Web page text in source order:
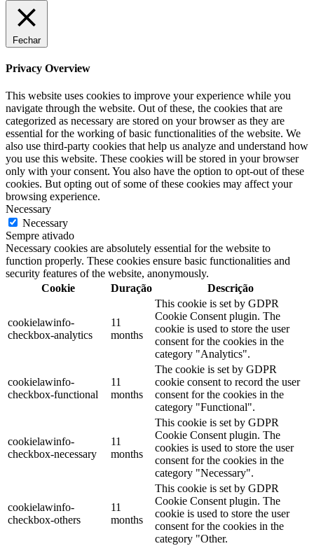
Fechar
Privacy Overview
This website uses cookies to improve your experience while you
navigate through the website. Out of these, the cookies that are
categorized as necessary are stored on your browser as they are
essential for the working of basic functionalities of the website. We
also use third-party cookies that help us analyze and understand how
you use this website. These cookies will be stored in your browser
only with your consent. You also have the option to opt-out of these
cookies. But opting out of some of these cookies may affect your
browsing experience.
Necessary
Necessary
Sempre ativado
Necessary cookies are absolutely essential for the website to
function properly. These cookies ensure basic functionalities and
security features of the website, anonymously.
Cookie
Duração Descrição
cookielawinfo-
checkbox-analytics
11
months
This cookie is set by GDPR
Cookie Consent plugin. The
cookie is used to store the user
consent for the cookies in the
category "Analytics".
cookielawinfo-
checkbox-functional
11
months
The cookie is set by GDPR
cookie consent to record the user
consent for the cookies in the
category "Functional".
cookielawinfo-
checkbox-necessary
11
months
This cookie is set by GDPR
Cookie Consent plugin. The
cookies is used to store the user
consent for the cookies in the
category "Necessary".
cookielawinfo-
checkbox-others
11
months
This cookie is set by GDPR
Cookie Consent plugin. The
cookie is used to store the user
consent for the cookies in the
category "Other.